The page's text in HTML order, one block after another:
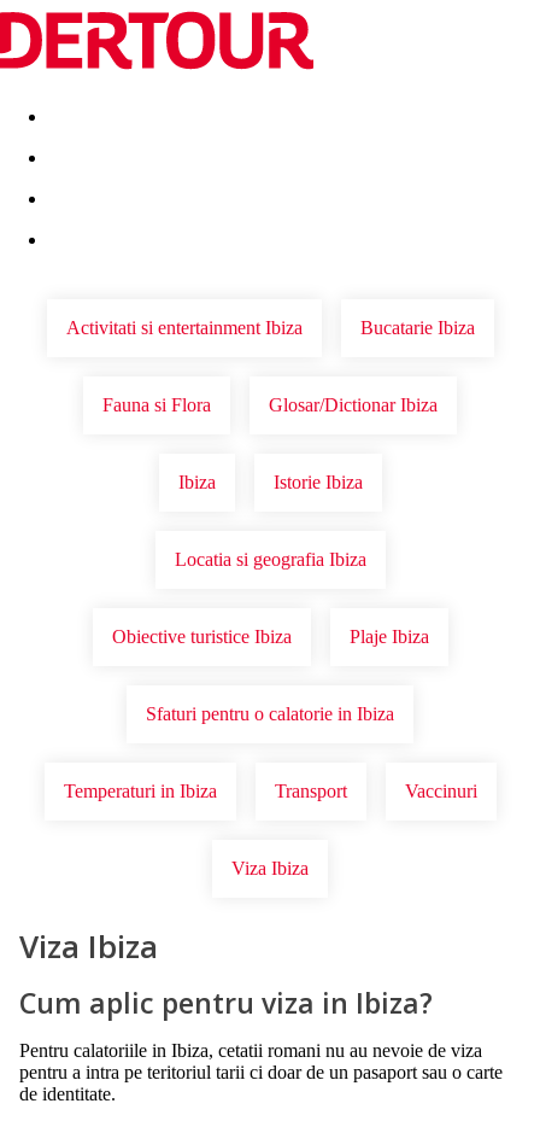
Destinatii Vacanta perfecta OFERTE DE NERATAT
Activitati si entertainment Ibiza Bucatarie Ibiza
Fauna si Flora Glosar/Dictionar Ibiza
Ibiza Istorie Ibiza
Locatia si geografia Ibiza
Obiective turistice Ibiza Plaje Ibiza
Sfaturi pentru o calatorie in Ibiza
Temperaturi in Ibiza Transport Vaccinuri
Viza Ibiza
Viza Ibiza
Cum aplic pentru viza in Ibiza?
Pentru calatoriile in Ibiza, cetatii romani nu au nevoie de viza
pentru a intra pe teritoriul tarii ci doar de un pasaport sau o carte
de identitate.